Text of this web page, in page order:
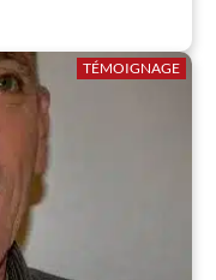
TÉMOIGNAGE